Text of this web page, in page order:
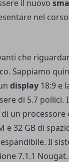
il nuovo
nel
che
Sappiamo
display 18:9 e
di 5.7 pollici.
un processore
e 32 GB di
Il
7.1.1